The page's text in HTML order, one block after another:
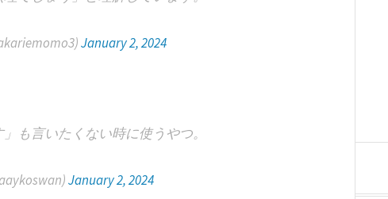
January 2, 2024
も言いたくない時に使うやつ。
January 2, 2024